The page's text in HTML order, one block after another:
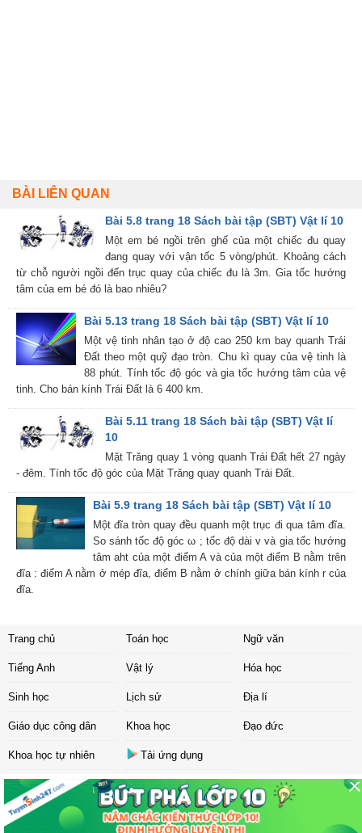
BÀI LIÊN QUAN
Bài 5.8 trang 18 Sách bài tập (SBT) Vật lí 10
Một em bé ngồi trên ghế của một chiếc đu quay
đang quay với vận tốc 5 vòng/phút. Khoảng cách
từ chỗ người ngồi đến trục quay của chiếc đu là 3m. Gia tốc hướng
tâm của em bé đó là bao nhiêu?
Bài 5.13 trang 18 Sách bài tập (SBT) Vật lí 10
Một vệ tinh nhân tạo ở độ cao 250 km bay quanh Trái
Đất theo một quỹ đạo tròn. Chu kì quay của vệ tinh là
88 phút. Tính tốc độ góc và gia tốc hướng tâm của vệ
tinh. Cho bán kính Trái Đất là 6 400 km.
Bài 5.11 trang 18 Sách bài tập (SBT) Vật lí
10
Mặt Trăng quay 1 vòng quanh Trái Đất hết 27 ngày
- đêm. Tính tốc độ góc của Mặt Trăng quay quanh Trái Đất.
Bài 5.9 trang 18 Sách bài tập (SBT) Vật lí 10
Một đĩa tròn quay đều quanh một trục đi qua tâm đĩa.
So sánh tốc độ góc ω ; tốc độ dài v và gia tốc hướng
tâm aht của một điểm A và của một điểm B nằm trên
đĩa : điểm A nằm ở mép đĩa, điểm B nằm ở chính giữa bán kính r của
đĩa.
Trang chủ Toán học Ngữ văn
Tiếng Anh Vật lý Hóa học
Sinh học Lịch sử Địa lí
Giáo dục công dân Khoa học Đạo đức
Khoa học tự nhiên Tải ứng dụng
Liên hệ|Chính sách
Copyright ©2017 Sachbaitap.com